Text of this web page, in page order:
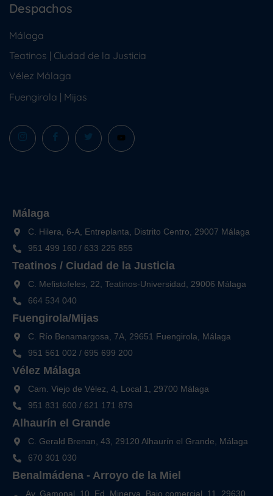
Despachos
Málaga
Teatinos | Ciudad de la Justicia
Vélez Málaga
Fuengirola | Mijas
Málaga
C. Hilera, 6-A, Entreplanta, Distrito Centro, 29007 Málaga
951 499 160 / 633 225 855
Teatinos / Ciudad de la Justicia
C. Mefistofeles, 22, Teatinos-Universidad, 29006 Málaga
664 534 040
Fuengirola/Mijas
C. Río Benamargosa, 7A, 29651 Fuengirola, Málaga
951 561 002 / 695 699 200
Vélez Málaga
Cam. Viejo de Vélez, 4, Local 1, 29700 Málaga
951 831 600 / 621 171 879
Alhaurín el Grande
C. Gerald Brenan, 43, 29120 Alhaurín el Grande, Málaga
670 301 030
Benalmádena - Arroyo de la Miel
Av. Gamonal, 10, Ed. Minerva. Bajo comercial, 11, 29630